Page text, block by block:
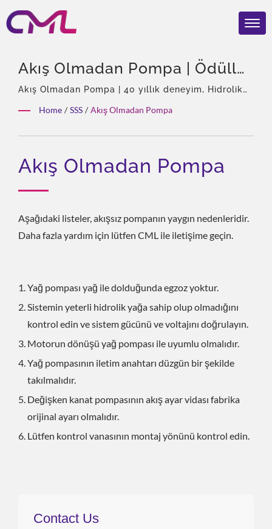
Akış Olmadan Pompa | Ödüllü
Hidrolik Pompalar & Valfler –
CML: Sertifikalı, Güvenilir Ve
Dünyada Kanıtlanmış
Akış Olmadan Pompa | 40 yıllık deneyim, Hidrolik
Tek Temsilcisi, Deneyimli ekip, Zengin ürün
Home / SSS / Akış Olmadan Pompa
Akış Olmadan Pompa
Aşağıdaki listeler, akışsız pompanın yaygın nedenleridir.
Daha fazla yardım için lütfen CML ile iletişime geçin.
Yağ pompası yağ ile dolduğunda egzoz yoktur.
Sistemin yeterli hidrolik yağa sahip olup olmadığını
kontrol edin ve sistem gücünü ve voltajını doğrulayın.
Motorun dönüşü yağ pompası ile uyumlu olmalıdır.
Yağ pompasının iletim anahtarı düzgün bir şekilde
takılmalıdır.
Değişken kanat pompasının akış ayar vidası fabrika
orijinal ayarı olmalıdır.
Lütfen kontrol vanasının montaj yönünü kontrol edin.